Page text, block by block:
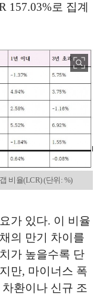
157.03%로 집계
비율(LCR) (단위: %)
가 있다. 이 비율
의 만기 차이를
가 높을수록 단
만, 마이너스 폭
환이나 신규 조